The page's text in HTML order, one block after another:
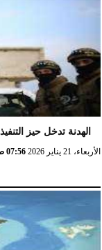
الهدنة تدخل حيز
الأربعاء، 21 يناير 2026 07:56 صـ